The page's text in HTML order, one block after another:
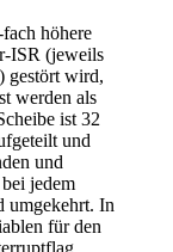
höhere
ISR (jeweils
gestört wird,
werden als
ist 32
und
und
jedem
umgekehrt. In
für den